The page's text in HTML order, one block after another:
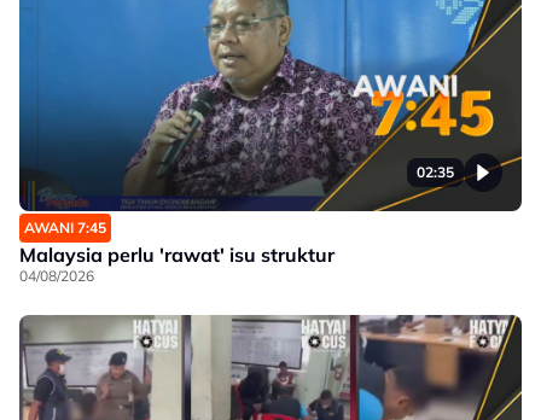
02:35
AWANI 7:45
Malaysia perlu 'rawat' isu struktur
04/08/2026